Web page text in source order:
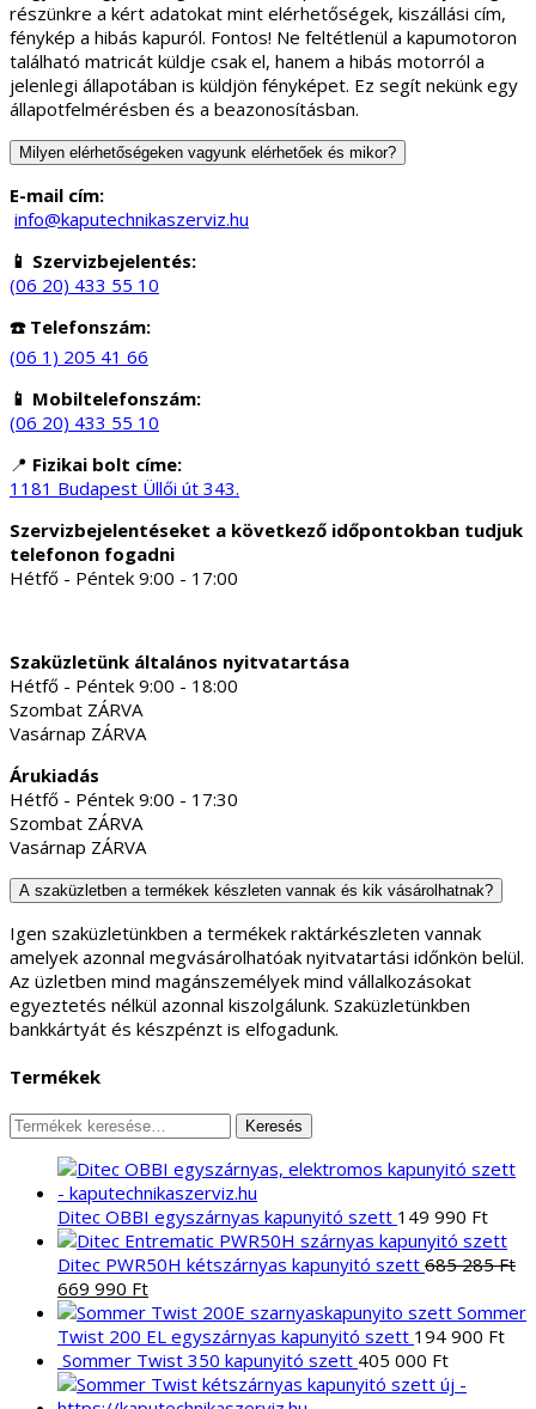
részünkre a kért adatokat mint elérhetőségek, kiszállási cím,
fénykép a hibás kapuról. Fontos! Ne feltétlenül a kapumotoron
található matricát küldje csak el, hanem a hibás motorról a
jelenlegi állapotában is küldjön fényképet. Ez segít nekünk egy
állapotfelmérésben és a beazonosításban.
Milyen elérhetőségeken vagyunk elérhetőek és mikor?
E-mail cím:
info@kaputechnikaszerviz.hu
📱 Szervizbejelentés:
(06 20) 433 55 10
☎️ Telefonszám:
(06 1) 205 41 66
📱 Mobiltelefonszám:
(06 20) 433 55 10
📍 Fizikai bolt címe:
1181 Budapest Üllői út 343.
Szervizbejelentéseket a következő időpontokban tudjuk
telefonon fogadni
Hétfő - Péntek 9:00 - 17:00
Szaküzletünk általános nyitvatartása
Hétfő - Péntek 9:00 - 18:00
Szombat ZÁRVA
Vasárnap ZÁRVA
Árukiadás
Hétfő - Péntek 9:00 - 17:30
Szombat ZÁRVA
Vasárnap ZÁRVA
A szaküzletben a termékek készleten vannak és kik vásárolhatnak?
Igen szaküzletünkben a termékek raktárkészleten vannak
amelyek azonnal megvásárolhatóak nyitvatartási időnkön belül.
Az üzletben mind magánszemélyek mind vállalkozásokat
egyeztetés nélkül azonnal kiszolgálunk. Szaküzletünkben
bankkártyát és készpénzt is elfogadunk.
Termékek
Keresés
a
következőre:
Keresés
Ditec OBBI egyszárnyas kapunyitó szett 149 990 Ft
Ditec PWR50H kétszárnyas kapunyitó szett 685 285Ft
Original
price
was:
685
285 Ft.
669 990 FtCurrent
price
is:
669
990 Ft.
Sommer
Twist 200 EL egyszárnyas kapunyitó szett 194 900 Ft
Sommer Twist 350 kapunyitó szett 405 000 Ft